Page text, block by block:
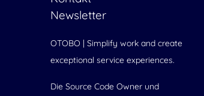
Newsletter
OTOBO | Simplify work and create
exceptional service experiences.
Die Source Code Owner und